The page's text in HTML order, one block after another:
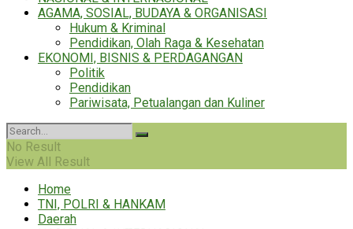
AGAMA, SOSIAL, BUDAYA & ORGANISASI
Hukum & Kriminal
Pendidikan, Olah Raga & Kesehatan
EKONOMI, BISNIS & PERDAGANGAN
Politik
Pendidikan
Pariwisata, Petualangan dan Kuliner
No Result
View All Result
Home
TNI, POLRI & HANKAM
Daerah